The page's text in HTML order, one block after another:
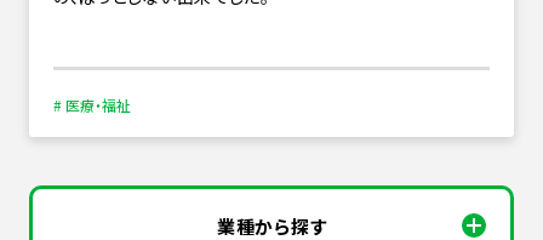
# 医療・福祉
業種から探す